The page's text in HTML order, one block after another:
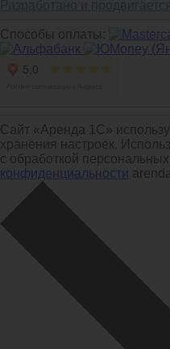
Способы оплаты:
Сайт «Аренда 1С»
хранения настроек.
с обработкой
конфиденциальности